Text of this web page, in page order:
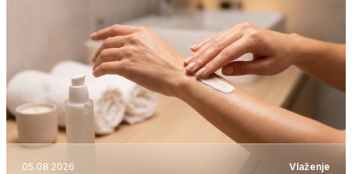
05.08.2026 Vlaženje